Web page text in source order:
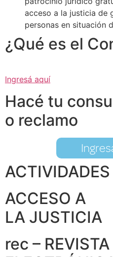
acceso a la justicia de
personas en situación
¿Qué es el
Ingresá aquí
Hacé tu
o reclamo
ACTIVIDADES
ACCESO A
LA JUSTICIA
rec – REVISTA